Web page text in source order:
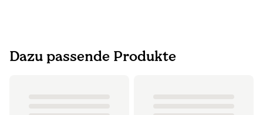
Dazu passende Produkte